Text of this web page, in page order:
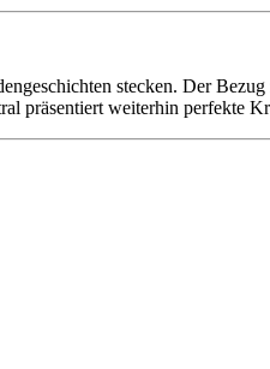
stecken. Der
präsentiert weiterhin perfekte